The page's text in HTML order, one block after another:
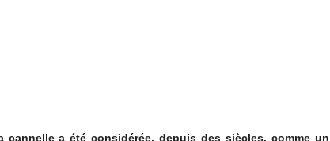
a été considérée, depuis des siècles, comme un